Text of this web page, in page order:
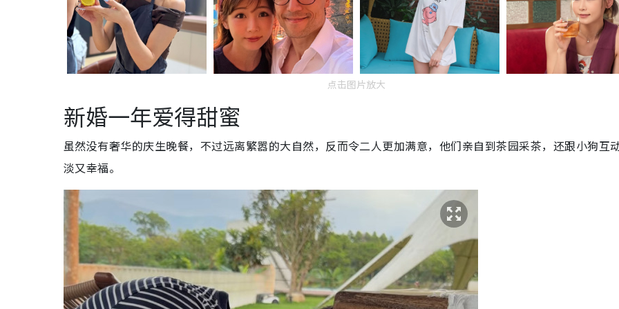
点击图片放大
新婚一年爱得甜蜜
虽然没有奢华的庆生晚餐，不过远离繁嚣的大自然，反而令二人更加满意，他们亲自到茶园采茶，还跟小狗互
淡又幸福。